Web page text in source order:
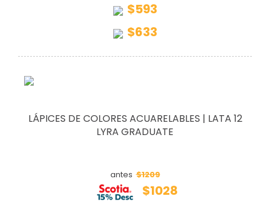
$593
$633
LÁPICES DE COLORES ACUARELABLES | LATA 12
LYRA GRADUATE
antes $1209
$1028